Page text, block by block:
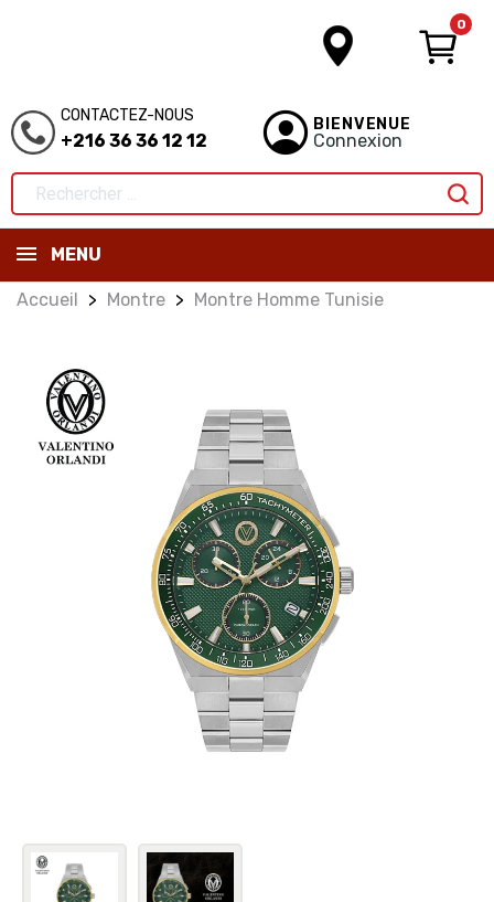
0
CONTACTEZ-NOUS
+216 36 36 12 12
BIENVENUE
Connexion
MENU
Accueil Montre Montre Homme Tunisie